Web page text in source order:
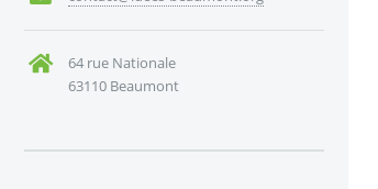
64 rue Nationale
63110 Beaumont